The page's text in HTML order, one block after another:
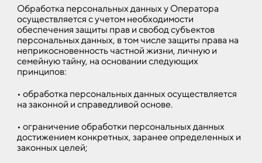
Обработка персональных данных у Оператора
осуществляется с учетом необходимости
обеспечения защиты прав и свобод субъектов
персональных данных, в том числе защиты права на
неприкосновенность частной жизни, личную и
семейную тайну, на основании следующих
принципов:
• обработка персональных данных осуществляется
на законной и справедливой основе.
• ограничение обработки персональных данных
достижением конкретных, заранее определенных и
законных целей;